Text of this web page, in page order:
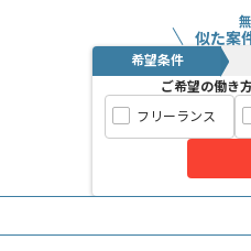
似た案
希望条件
ご希望の働き
フリーランス